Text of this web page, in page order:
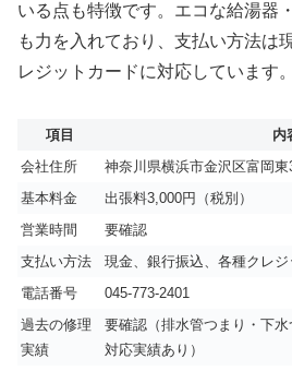
いる点も特徴です。エコな給湯器
も力を入れており、支払い方法は
レジットカードに対応しています。
項目
内
会社住所
神奈川県横浜市金沢区富岡東
基本料金
出張料3,000円（税別）
営業時間
要確認
支払い方法
現金、銀行振込、各種クレジ
電話番号
045-773-2401
過去の修理
実績
要確認（排水管つまり・下
対応実績あり）